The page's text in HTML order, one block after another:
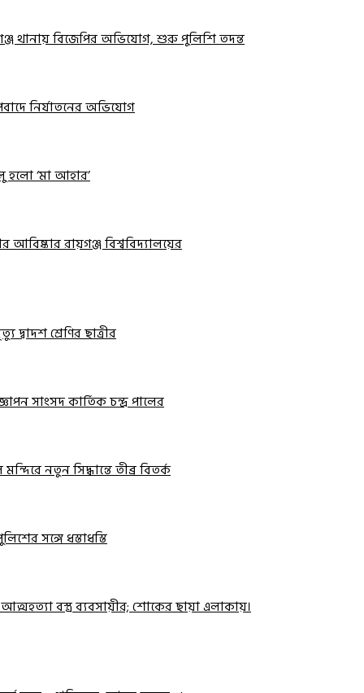
থানায় বিজেপির অভিযোগ, শুরু পুলিশি তদন্ত
নির্যাতনের অভিযোগ
হলো ‘মা আহার’
রায়গঞ্জ বিশ্ববিদ্যালয়ের
দ্বাদশ শ্রেণির ছাত্রীর
সাংসদ কার্তিক চন্দ্র পালের
নতুন সিদ্ধান্তে তীব্র বিতর্ক
সঙ্গে ধস্তাধস্তি
বস্ত্র ব্যবসায়ীর; শোকের ছায়া এলাকায়।